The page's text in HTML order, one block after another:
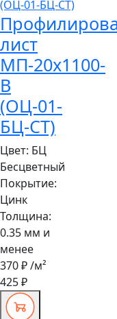
лист
МП-20x1100-
B
(ОЦ-01-
БЦ-СТ)
Цвет: БЦ
Бесцветный
Покрытие:
Цинк
Толщина:
0.35 мм и
менее
370 ₽/м²
425 ₽